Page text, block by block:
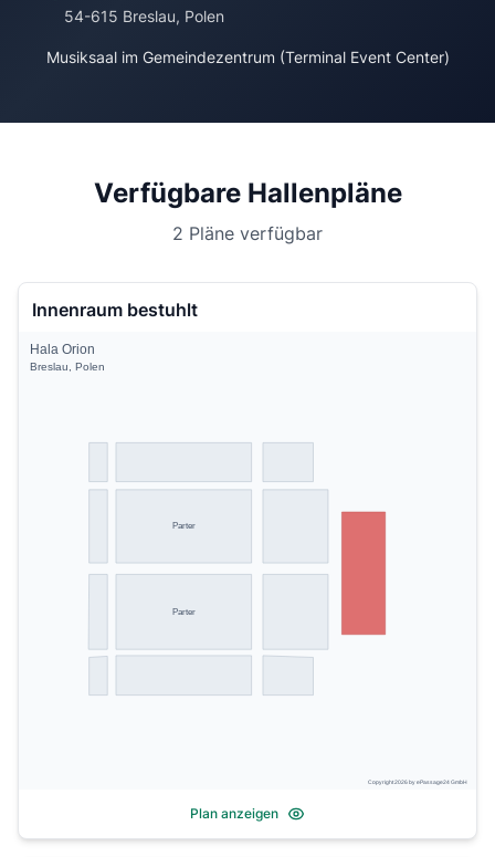
54-615 Breslau, Polen
Musiksaal im Gemeindezentrum (Terminal Event Center)
Verfügbare Hallenpläne
2 Pläne verfügbar
Innenraum bestuhlt
Parter
Parter
Hala Orion
Breslau, Polen
Copyright 2026 by ePassage24 GmbH
Plan anzeigen